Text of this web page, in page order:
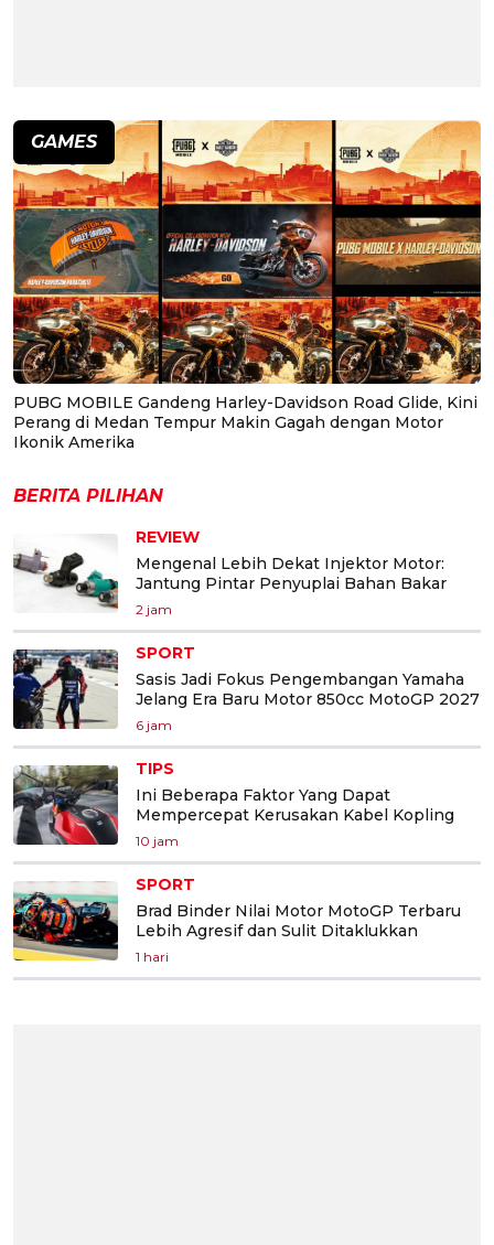
GAMES
PUBG MOBILE Gandeng Harley-Davidson Road Glide, Kini
Perang di Medan Tempur Makin Gagah dengan Motor
Ikonik Amerika
BERITA PILIHAN
REVIEW
Mengenal Lebih Dekat Injektor Motor:
Jantung Pintar Penyuplai Bahan Bakar
2 jam
SPORT
Sasis Jadi Fokus Pengembangan Yamaha
Jelang Era Baru Motor 850cc MotoGP 2027
6 jam
TIPS
Ini Beberapa Faktor Yang Dapat
Mempercepat Kerusakan Kabel Kopling
10 jam
SPORT
Brad Binder Nilai Motor MotoGP Terbaru
Lebih Agresif dan Sulit Ditaklukkan
1 hari